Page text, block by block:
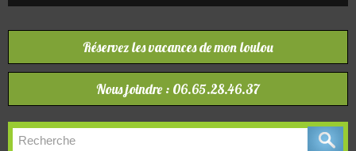
Réservez les vacances de mon loulou
Nous joindre : 06.65.28.46.37